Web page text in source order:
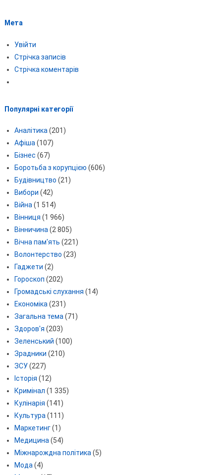
Мета
Увійти
Стрічка записів
Стрічка коментарів
Популярні категорії
Аналітика (201)
Афіша (107)
Бізнес (67)
Боротьба з корупцією (606)
Будівництво (21)
Вибори (42)
Війна (1 514)
Вінниця (1 966)
Вінничина (2 805)
Вічна пам'ять (221)
Волонтерство (23)
Гаджети (2)
Гороскоп (202)
Громадські слухання (14)
Економіка (231)
Загальна тема (71)
Здоров'я (203)
Зеленський (100)
Зрадники (210)
ЗСУ(227)
Історія (12)
Кримінал (1 335)
Кулінарія (141)
Культура (111)
Маркетинг(1)
Медицина (54)
Міжнарождна політика (5)
Мода (4)